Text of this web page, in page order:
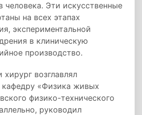
человека. Эти искусственные
на всех этапах
экспериментальной
в клиническую
производство.
возглавлял
«Физика живых
физико-технического
руководил